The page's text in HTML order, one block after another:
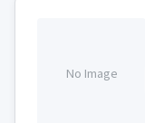
No Image